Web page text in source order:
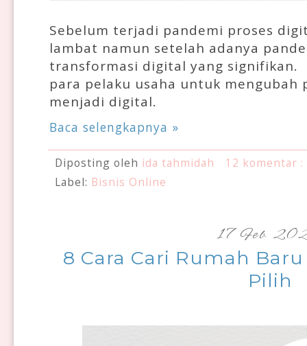
Sebelum terjadi pandemi proses
lambat namun setelah adanya
transformasi digital yang signifikan.
para pelaku usaha untuk mengubah
menjadi digital.
Baca selengkapnya »
Diposting oleh ida tahmidah
12 komentar :
Label: Bisnis Online
17 Feb
8 Cara Cari Rumah
Pilih